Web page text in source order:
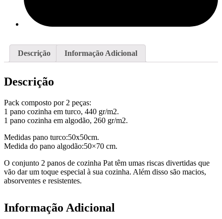
Descrição Informação Adicional
Descrição
Pack composto por 2 peças:
1 pano cozinha em turco, 440 gr/m2.
1 pano cozinha em algodão, 260 gr/m2.
Medidas pano turco:50x50cm.
Medida do pano algodão:50×70 cm.
O conjunto 2 panos de cozinha Pat têm umas riscas divertidas que
vão dar um toque especial à sua cozinha. Além disso são macios,
absorventes e resistentes.
Informação Adicional